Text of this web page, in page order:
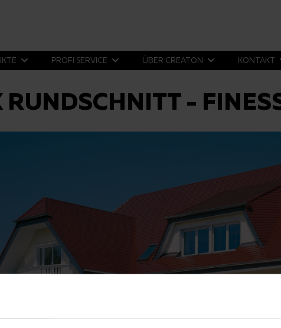
PROFI SERVICE ÜBER CREATON KONTAKT
RUNDSCHNITT -